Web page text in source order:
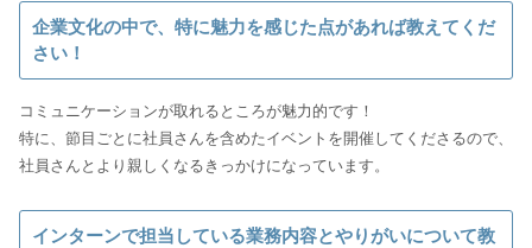
企業文化の中で、特に魅力を感じた点があれば教えてくだ
さい！
コミュニケーションが取れるところが魅力的です！
特に、節目ごとに社員さんを含めたイベントを開催してくださるので、
インターンで担当している業務内容とやりがいについて教